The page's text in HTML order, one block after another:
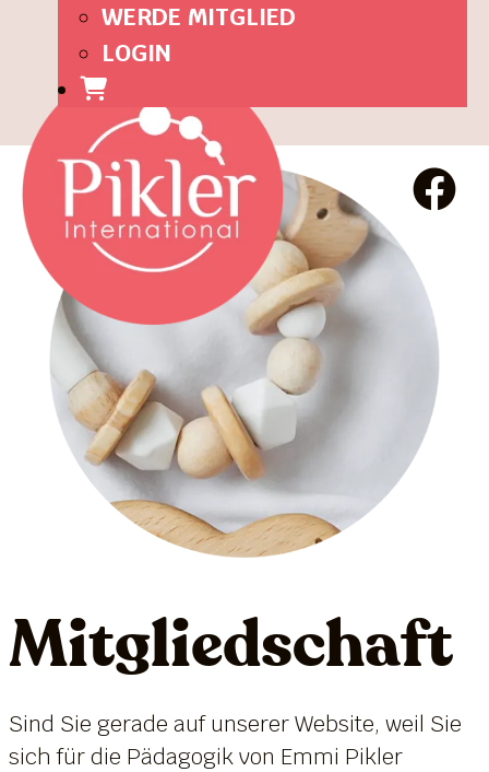
WERDE MITGLIED
LOGIN
Mitgliedschaft
Sind Sie gerade auf unserer Website, weil Sie
sich für die Pädagogik von Emmi Pikler